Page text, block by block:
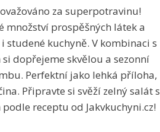
za superpotravinu!
množství prospěšných látek a
studené kuchyně. V kombinaci s
dopřejeme skvělou a sezonní
Perfektní jako lehká příloha,
Připravte si svěží zelný salát s
receptu od Jakvkuchyni.cz!